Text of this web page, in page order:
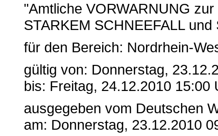
"Amtliche VORWARNUNG
STARKEM SCHNEEFALL
für den Bereich: Nordrhein-
gültig von: Donnerstag,
bis: Freitag, 24.12.2010 15:00
ausgegeben vom Deutschen
am: Donnerstag, 23.12.2010